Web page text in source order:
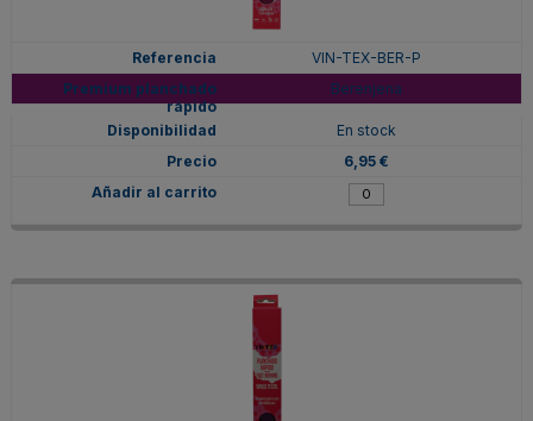
VIN-TEX-BER-P
Berenjena
En stock
6,95 €